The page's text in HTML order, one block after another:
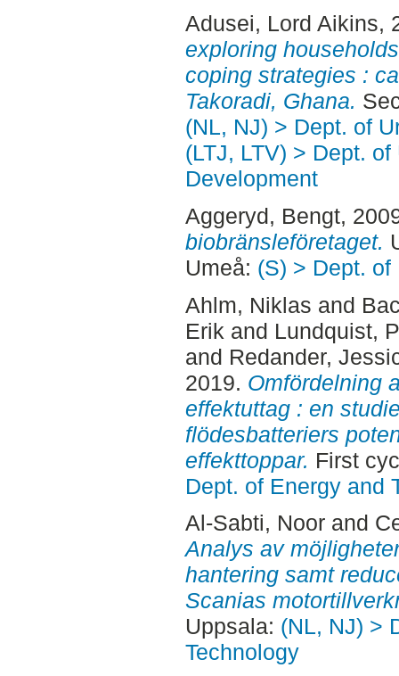
Adusei, Lord Aikins,
exploring
coping strategies :
Takoradi, Ghana.
(NL, NJ) > Dept. of
(LTJ, LTV) > Dept.
Development
Aggeryd, Bengt,
biobränsleföretaget.
Umeå: (S) > Dept.
Ahlm, Niklas and
Erik and Lundquist,
and Redander,
2019. Omfördelning
effektuttag : en
flödesbatteriers
effekttoppar. First
Dept. of Energy and
Al-Sabti, Noorand
Analys av
hantering samt
Scanias
Uppsala: (NL, NJ) >
Technology